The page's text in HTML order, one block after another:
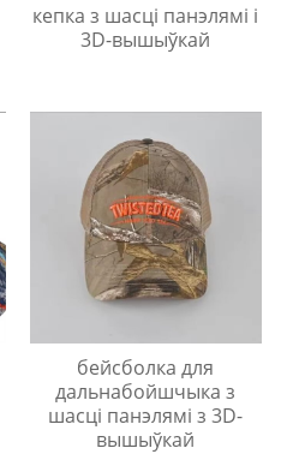
кепка з шасці панэлямі і
3D-вышыўкай
бейсболка для
дальнабойшчыка з
шасці панэлямі з 3D-
вышыўкай